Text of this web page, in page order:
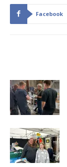
Facebook